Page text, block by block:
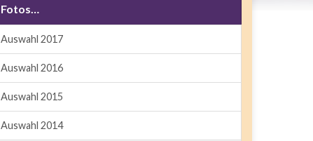
Fotos…
Auswahl 2017
Auswahl 2016
Auswahl 2015
Auswahl 2014